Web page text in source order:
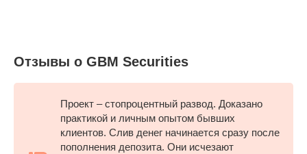
Отзывы о GBM Securities
Проект – стопроцентный развод. Доказано
практикой и личным опытом бывших
клиентов. Слив денег начинается сразу после
пополнения депозита. Они исчезают